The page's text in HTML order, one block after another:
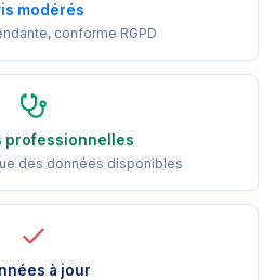
modérés
conforme RGPD
professionnelles
des données disponibles
à jour